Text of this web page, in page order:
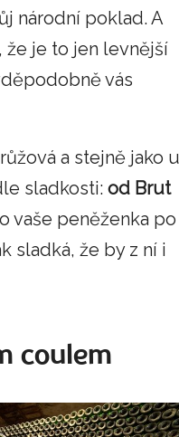
národní poklad. A
je to jen levnější
vás
a stejně jako u
sladkosti: od Brut
vaše peněženka po
sladká, že by z ní i
coulem